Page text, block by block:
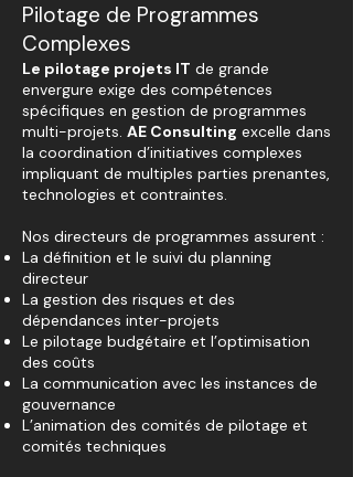
Pilotage de Programmes
Complexes
Le pilotage projets IT de grande
envergure exige des compétences
spécifiques en gestion de programmes
multi-projets. AE Consulting excelle dans
la coordination d’initiatives complexes
impliquant de multiples parties prenantes,
technologies et contraintes.
Nos directeurs de programmes assurent :
La définition et le suivi du planning
directeur
La gestion des risques et des
dépendances inter-projets
Le pilotage budgétaire et l’optimisation
des coûts
La communication avec les instances de
gouvernance
L’animation des comités de pilotage et
comités techniques